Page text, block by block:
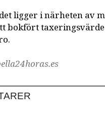
ligger i närheten av
bokfört